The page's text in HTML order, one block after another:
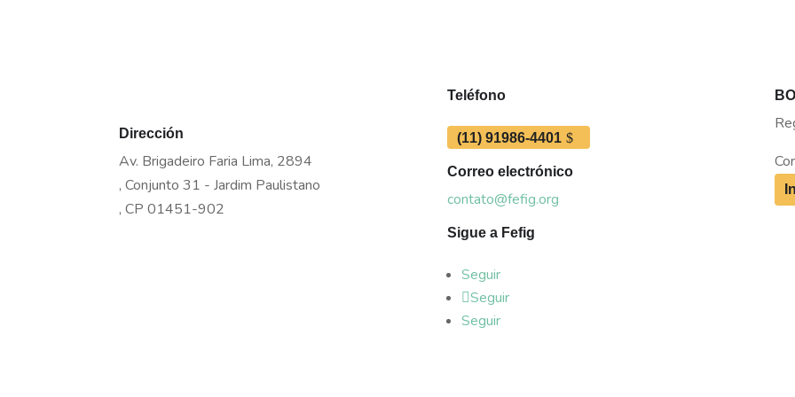
Dirección
Av. Brigadeiro Faria Lima, 2894
, Conjunto 31 - Jardim Paulistano
, CP 01451-902
Teléfono
(11) 91986-4401
Correo electrónico
contato@fefig.org
Sigue a Fefig
Seguir
Seguir
Seguir